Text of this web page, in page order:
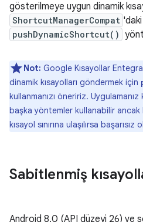
gösterilmeye uygun dinamik
ShortcutManagerCompat 'daki
pushDynamicShortcut()
Not: Google Kısayollar
dinamik kısayolları göndermek için
kullanmanızı öneririz. Uygulamanız
başka yöntemler kullanabilir ancak
kısayol sınırına ulaşılırsa başarısız
Sabitlenmiş
Android 8.0 (API düzeyi 26) ve